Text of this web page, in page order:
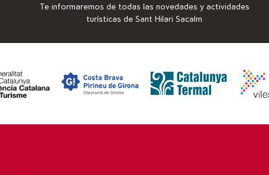
Te informaremos de todas las novedades y actividades
turísticas de Sant Hilari Sacalm